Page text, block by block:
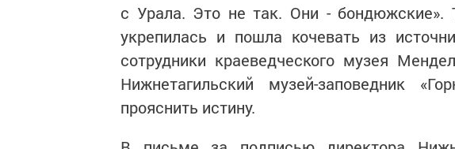
с Урала. Это не так. Они - бондюжские».
укрепилась и пошла кочевать из
сотрудники краеведческого музея
Нижнетагильский музей-заповедник
прояснить истину.